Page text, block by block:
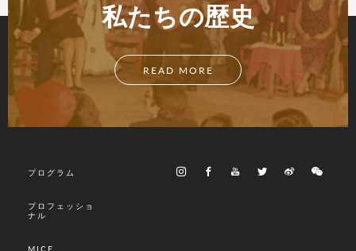
私たちの歴史
READ MORE
プログラム
プロフェッショ
ナル